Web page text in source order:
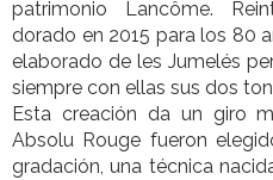
patrimonio Lancôme.
dorado en 2015 para los 80
elaborado de les Jumelés
siempre con ellas sus dos
Esta creación da un giro
Absolu Rouge fueron
gradación, una técnica